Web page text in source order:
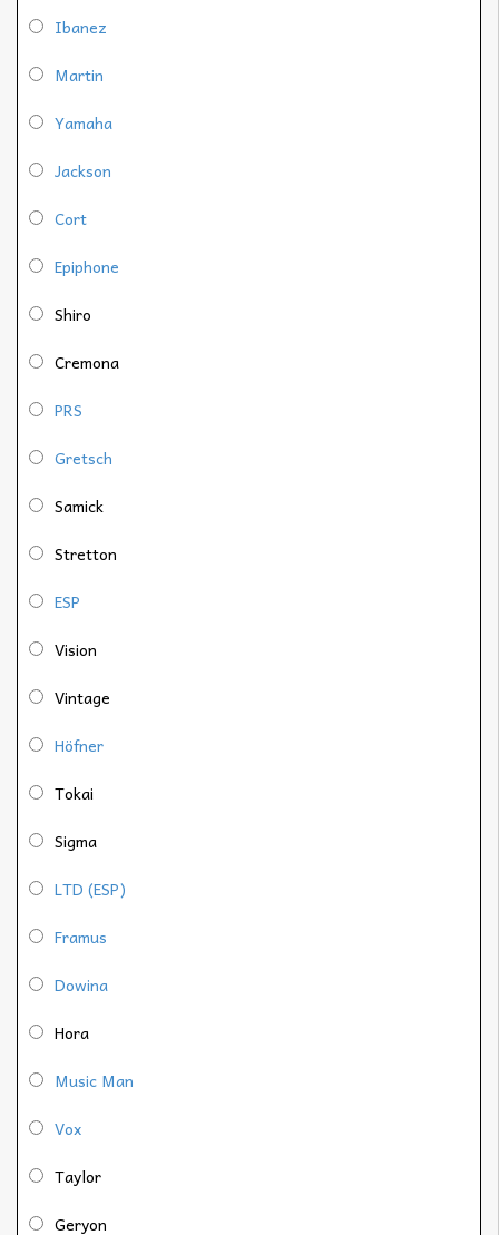
Ibanez
Martin
Yamaha
Jackson
Cort
Epiphone
Shiro
Cremona
PRS
Gretsch
Samick
Stretton
ESP
Vision
Vintage
Höfner
Tokai
Sigma
LTD (ESP)
Framus
Dowina
Hora
Music Man
Vox
Taylor
Geryon